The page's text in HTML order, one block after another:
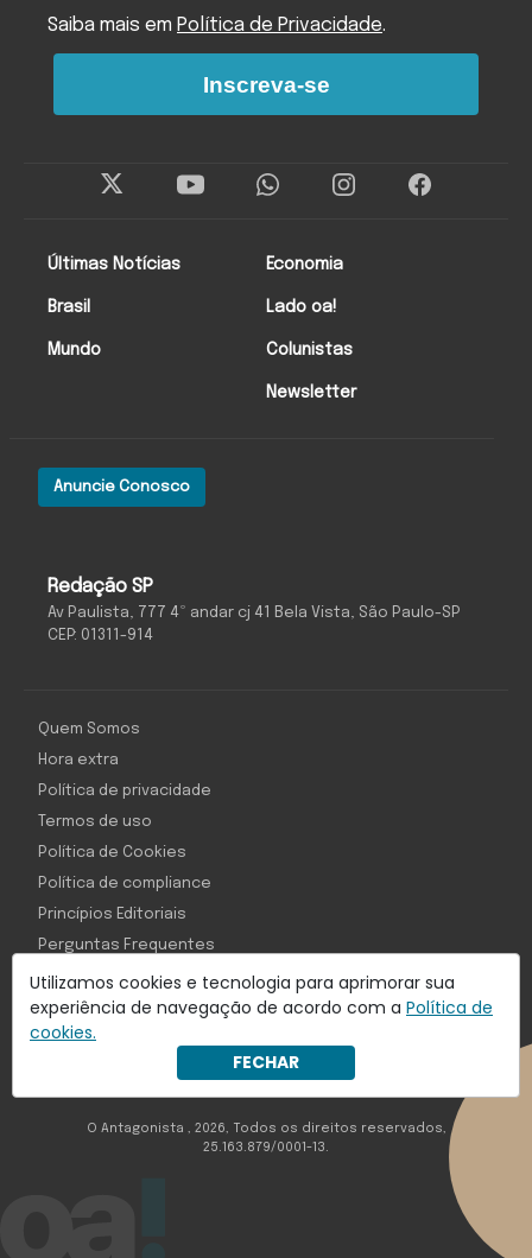
Utilizamos cookies e tecnologia para aprimorar sua
experiência de navegação de acordo com a Política de
cookies.
FECHAR
Redação SP
Av Paulista, 777 4º andar cj 41 Bela Vista, São Paulo-SP
CEP: 01311-914
Anuncie Conosco
Últimas Notícias
Brasil
Mundo
Economia
Lado oa!
Colunistas
Newsletter
Saiba mais em Política de Privacidade.
Inscreva-se
Com inteligência e tecnologia:
Object1ve - Marketing Solution
Quem Somos
Hora extra
Política de privacidade
Termos de uso
Política de Cookies
Política de compliance
Princípios Editoriais
Perguntas Frequentes
O Antagonista , 2026, Todos os direitos reservados,
25.163.879/0001-13.